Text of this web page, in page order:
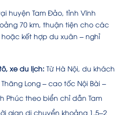
huyện Tam Đảo, tỉnh Vĩnh
70 km, thuận tiện cho các
kết hợp du xuân – nghỉ
xe du lịch: Từ Hà Nội, du khách
Long – cao tốc Nội Bài –
Phúc theo biển chỉ dẫn Tam
gian di chuyển khoảng 1,5–2